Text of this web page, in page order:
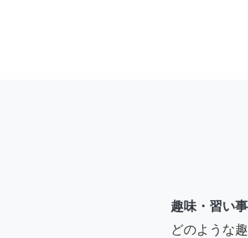
趣味・習い
どのような